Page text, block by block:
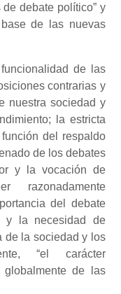
debate político” y
de las nuevas
de las
contrarias y
nuestra sociedad y
la estricta
del respaldo
de los debates
y la vocación de
razonadamente
del debate
y la necesidad de
de la sociedad y los
“el carácter
de las